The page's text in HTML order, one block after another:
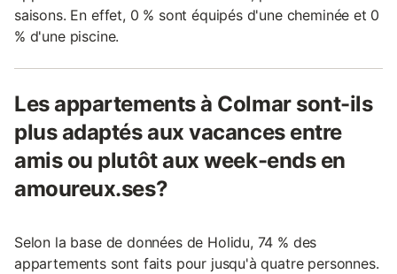
saisons. En effet, 0 % sont équipés d'une cheminée et 0
% d'une piscine.
Les appartements à Colmar sont-ils
plus adaptés aux vacances entre
amis ou plutôt aux week-ends en
amoureux.ses?
Selon la base de données de Holidu, 74 % des
appartements sont faits pour jusqu'à quatre personnes.